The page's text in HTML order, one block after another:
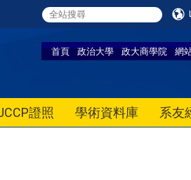
首頁 政治大學 政大商學院 網
證照 學術資料庫 系友